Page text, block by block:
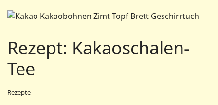
Rezept: Kakaoschalen-
Tee
Rezepte